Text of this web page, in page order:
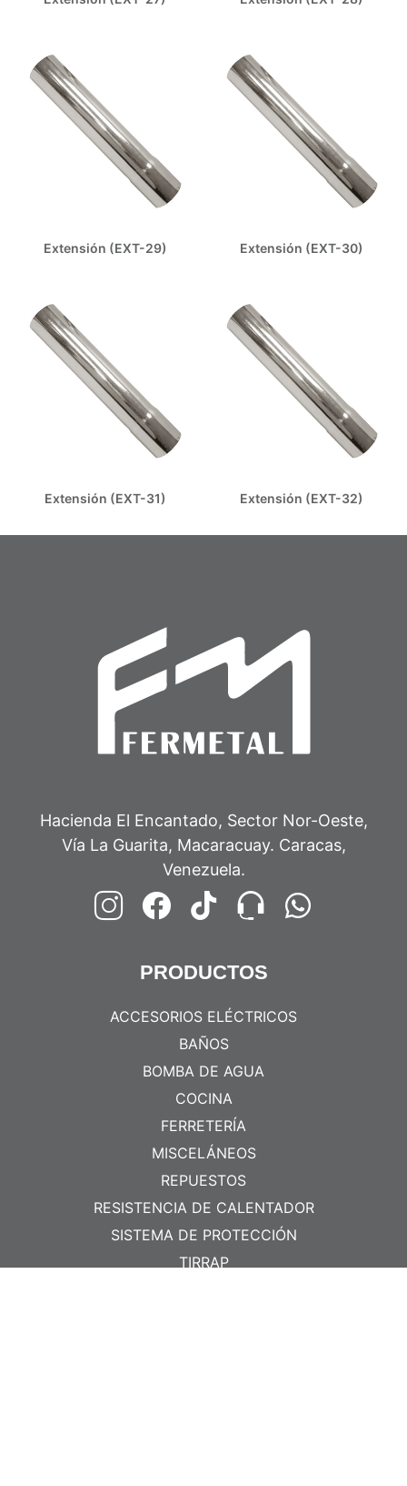
Extensión (EXT-29) Extensión (EXT-30)
Extensión (EXT-31) Extensión (EXT-32)
Hacienda El Encantado, Sector Nor-Oeste,
Vía La Guarita, Macaracuay. Caracas,
Venezuela.
PRODUCTOS
ACCESORIOS ELÉCTRICOS
BAÑOS
BOMBA DE AGUA
COCINA
FERRETERÍA
MISCELÁNEOS
REPUESTOS
RESISTENCIA DE CALENTADOR
SISTEMA DE PROTECCIÓN
TIRRAP